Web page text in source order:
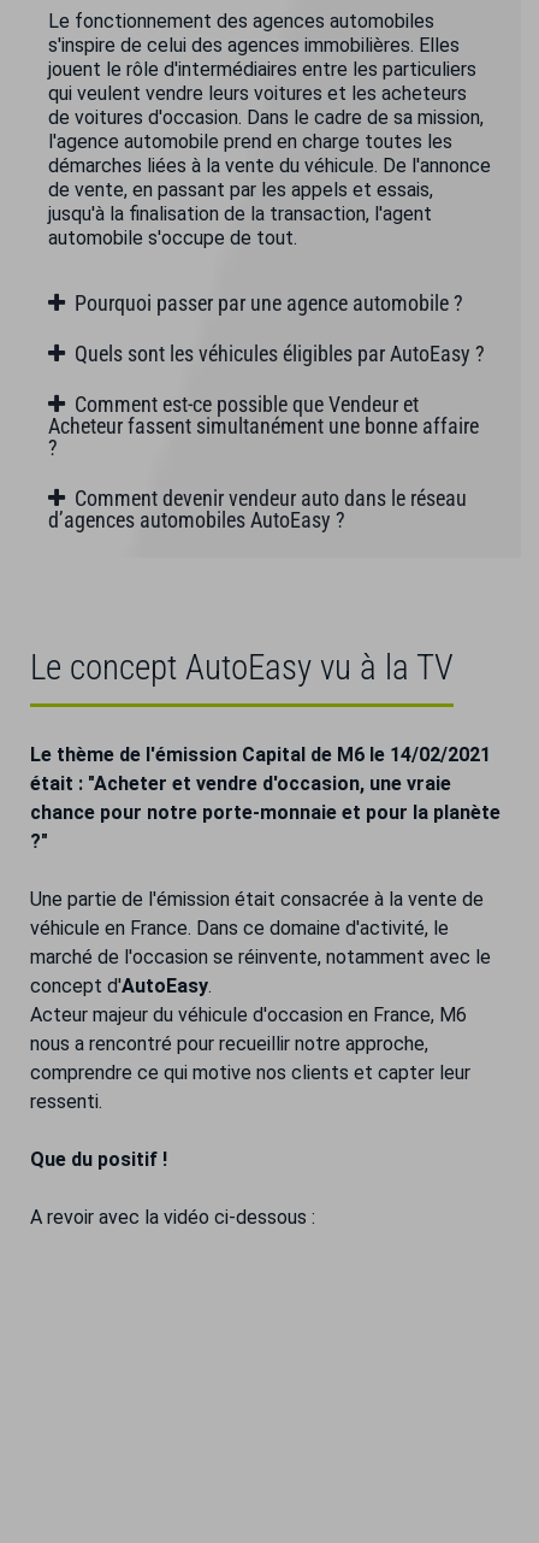
Le fonctionnement des agences automobiles
s'inspire de celui des agences immobilières. Elles
jouent le rôle d'intermédiaires entre les particuliers
qui veulent vendre leurs voitures et les acheteurs
de voitures d'occasion. Dans le cadre de sa mission,
l'agence automobile prend en charge toutes les
démarches liées à la vente du véhicule. De l'annonce
de vente, en passant par les appels et essais,
jusqu'à la finalisation de la transaction, l'agent
automobile s'occupe de tout.
Pourquoi passer par une agence automobile ?
Quels sont les véhicules éligibles par AutoEasy ?
Comment est-ce possible que Vendeur et
Acheteur fassent simultanément une bonne affaire
?
Comment devenir vendeur auto dans le réseau
d’agences automobiles AutoEasy ?
Le concept AutoEasy vu à la TV
Le thème de l'émission Capital de M6 le 14/02/2021
était : "Acheter et vendre d'occasion, une vraie
chance pour notre porte-monnaie et pour la planète
?"
Une partie de l'émission était consacrée à la vente de
véhicule en France. Dans ce domaine d'activité, le
marché de l'occasion se réinvente, notamment avec le
concept d'AutoEasy.
Acteur majeur du véhicule d'occasion en France, M6
nous a rencontré pour recueillir notre approche,
comprendre ce qui motive nos clients et capter leur
ressenti.
Que du positif !
A revoir avec la vidéo ci-dessous :